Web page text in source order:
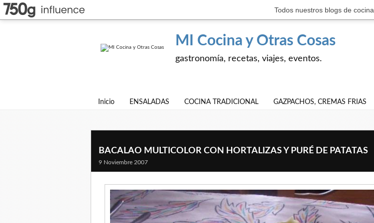
Todos nuestros blogs de cocina
MI Cocina y Otras Cosas
gastronomía, recetas, viajes, eventos.
Inicio ENSALADAS COCINA TRADICIONAL GAZPACHOS, CREMAS FRIAS
BACALAO MULTICOLOR CON HORTALIZAS Y PURÉ DE PATATAS
9 Noviembre 2007